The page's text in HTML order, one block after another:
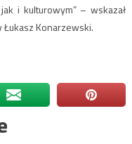
i kulturowym” – wskazał
Konarzewski.